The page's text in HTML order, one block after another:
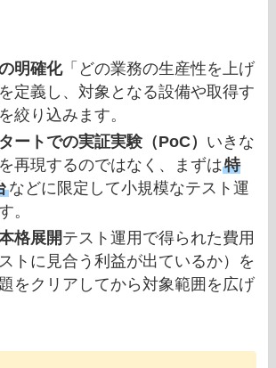
明確化「どの業務の生産性を上げ
定義し、対象となる設備や取得す
絞り込みます。
ートでの実証実験（PoC） いきな
再現するのではなく、まずは特
などに限定して小規模なテスト運
。
格展開テスト運用で得られた費用
トに見合う利益が出ているか）を
をクリアしてから対象範囲を広げ